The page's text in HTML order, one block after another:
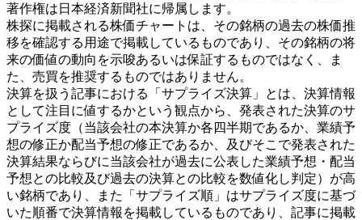
著作権は日本経済新聞社に帰属します。
株探に掲載される株価チャートは、その銘柄の過去の株価推
移を確認する用途で掲載しているものであり、その銘柄の将
来の価値の動向を示唆あるいは保証するものではなく、ま
た、売買を推奨するものではありません。
決算を扱う記事における「サプライズ決算」とは、決算情報
として注目に値するかという観点から、発表された決算のサ
プライズ度（当該会社の本決算か各四半期であるか、業績予
想の修正か配当予想の修正であるか、及びそこで発表された
決算結果ならびに当該会社が過去に公表した業績予想・配当
予想との比較及び過去の決算との比較を数値化し判定）が高
い銘柄であり、また「サプライズ順」はサプライズ度に基づ
いた順番で決算情報を掲載しているものであり、記事に掲載